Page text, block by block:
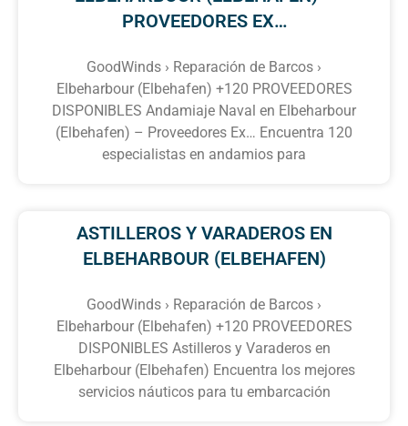
PROVEEDORES EX…
GoodWinds › Reparación de Barcos ›
Elbeharbour (Elbehafen) +120 PROVEEDORES
DISPONIBLES Andamiaje Naval en Elbeharbour
(Elbehafen) – Proveedores Ex… Encuentra 120
especialistas en andamios para
ASTILLEROS Y VARADEROS EN
ELBEHARBOUR (ELBEHAFEN)
GoodWinds › Reparación de Barcos ›
Elbeharbour (Elbehafen) +120 PROVEEDORES
DISPONIBLES Astilleros y Varaderos en
Elbeharbour (Elbehafen) Encuentra los mejores
servicios náuticos para tu embarcación